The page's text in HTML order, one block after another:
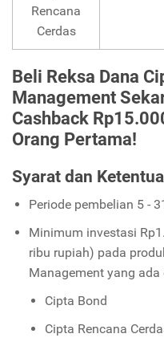
Rencana
Cerdas
Beli Reksa Dana
Management
Cashback
Orang Pertama!
Syarat dan
Periode pembelian 5 -
Minimum investasi
ribu rupiah) pada
Management yang
Cipta Bond
Cipta Rencana